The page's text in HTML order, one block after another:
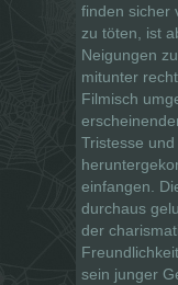
finden sicher
zu töten, ist
Neigungen
mitunter
Filmisch
Tristesse
einfangen.
durchaus
der
sein junger